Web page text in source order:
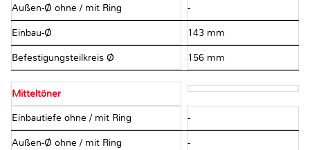
Außen-Ø ohne / mit Ring -
Einbau-Ø 143 mm
Befestigungsteilkreis Ø 156 mm
Mitteltöner
Einbautiefe ohne / mit Ring -
Außen-Ø ohne / mit Ring -